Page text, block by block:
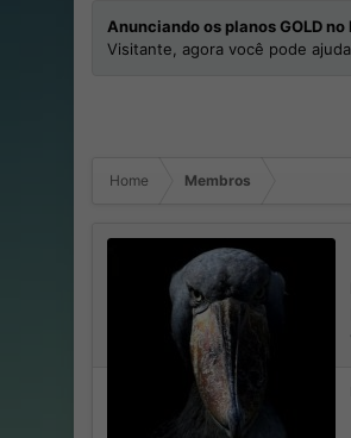
Anunciando os planos GOLD no
Visitante, agora você pode
Home Membros